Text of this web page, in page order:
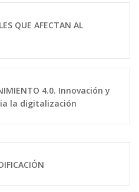
QUE AFECTAN AL
4.0. Innovación y
la digitalización